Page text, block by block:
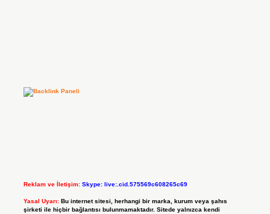
Reklam ve İletişim: Skype: live:.cid.575569c608265c69
Yasal Uyarı: Bu internet sitesi, herhangi bir marka, kurum veya şahıs
şirketi ile hiçbir bağlantısı bulunmamaktadır. Sitede yalnızca kendi